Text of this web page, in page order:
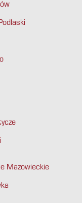
Mazowieckie